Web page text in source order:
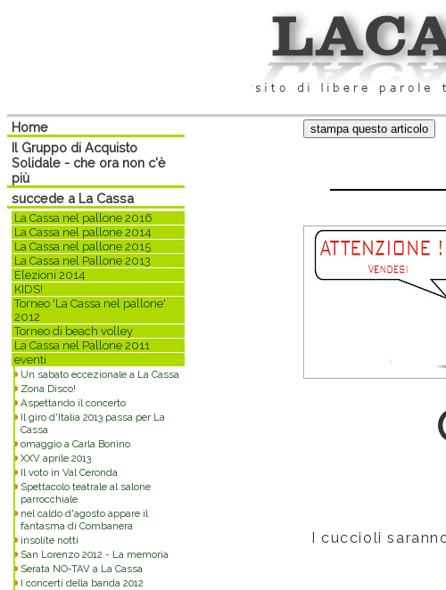
Home
Il Gruppo di Acquisto
Solidale - che ora non c'è
più
succede a La Cassa
La Cassa nel pallone 2016
La Cassa nel pallone 2014
La Cassa nel pallone 2015
La Cassa nel Pallone 2013
Elezioni 2014
KIDS!
Torneo 'La Cassa nel pallone'
2012
Torneo di beach volley
La Cassa nel Pallone 2011
eventi
Un sabato eccezionale a La Cassa
Zona Disco!
Aspettando il concerto
Il giro d'Italia 2013 passa per La
Cassa
omaggio a Carla Bonino
XXV aprile 2013
Il voto in Val Ceronda
Spettacolo teatrale al salone
parrocchiale
nel caldo d'agosto appare il
fantasma di Combanera
insolite notti
San Lorenzo 2012 - La memoria
Serata NO-TAV a La Cassa
I concerti della banda 2012
I cuccioli